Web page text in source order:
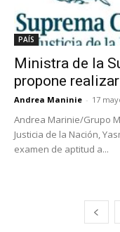
PAÍS
Ministra de la
propone
Andrea Maninie - 17
Andrea Marinie/Grupo
Justicia de la Nación,
examen de aptitud a...